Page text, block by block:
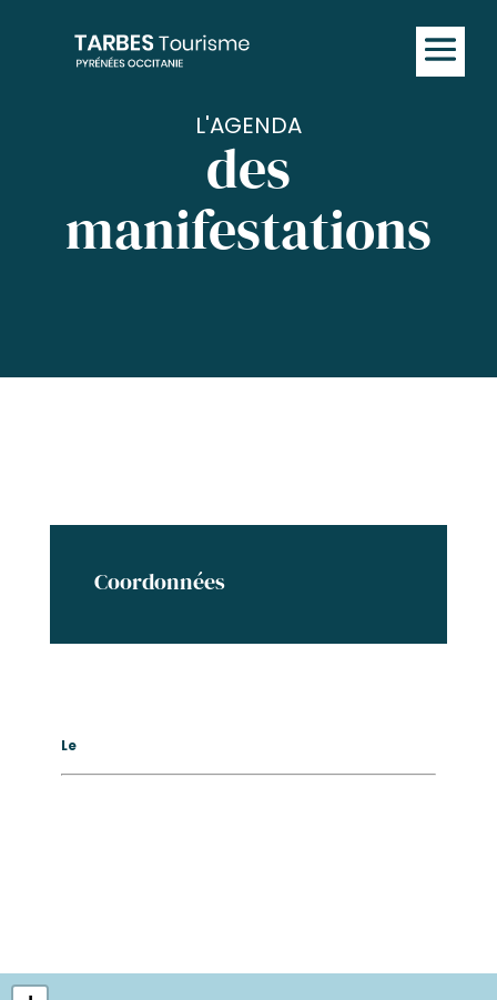
L'AGENDA
des
manifestations
Coordonnées
Le